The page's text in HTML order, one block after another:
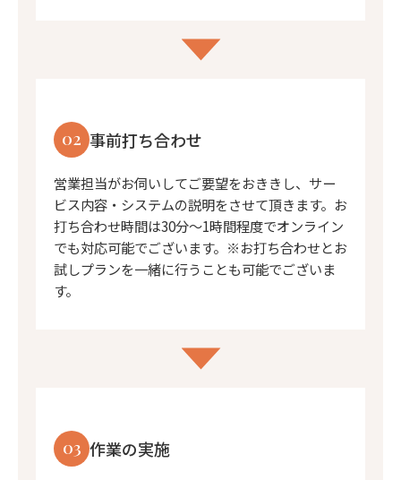
02 事前打ち合わせ
営業担当がお伺いしてご要望をおききし、サー
ビス内容・システムの説明をさせて頂きます。お
打ち合わせ時間は30分〜1時間程度でオンライン
でも対応可能でございます。※お打ち合わせとお
試しプランを一緒に行うことも可能でございま
す。
03 作業の実施